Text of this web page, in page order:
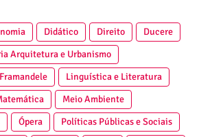
Didático Direito
Ducere
Arquitetura e Urbanismo
Framandele
Linguística e Literatura
Meio Ambiente
Ópera
Políticas Públicas e Sociais